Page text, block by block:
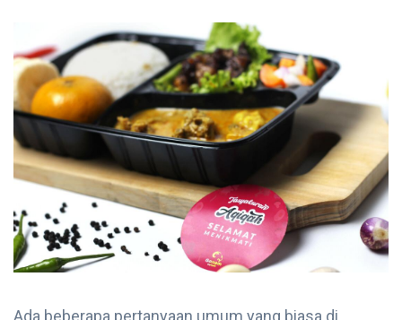
Ada beberapa pertanyaan umum yang biasa di